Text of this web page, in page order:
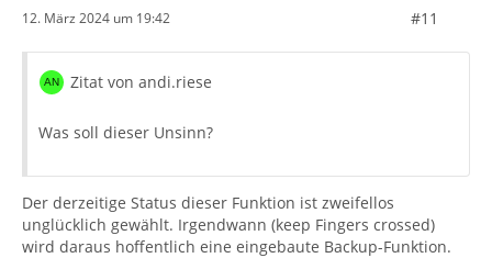
12. März 2024 um 19:42 #11
Zitat von andi.riese
Was soll dieser Unsinn?
Der derzeitige Status dieser Funktion ist zweifellos
unglücklich gewählt. Irgendwann (keep Fingers crossed)
wird daraus hoffentlich eine eingebaute Backup-Funktion.